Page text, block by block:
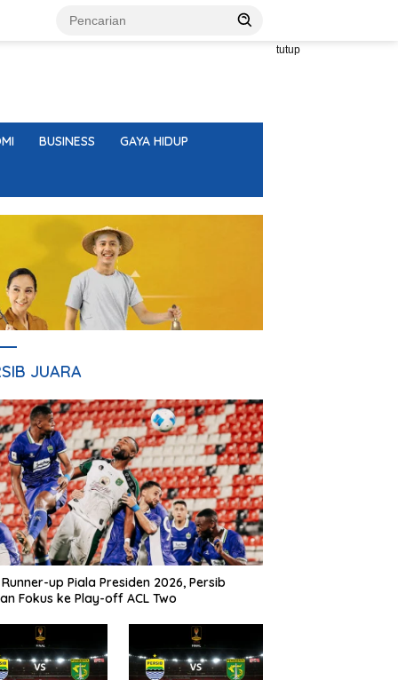
tutup
BUSINESS GAYA HIDUP
JUARA
up Piala Presiden 2026, Persib
Fokus ke Play-off ACL Two